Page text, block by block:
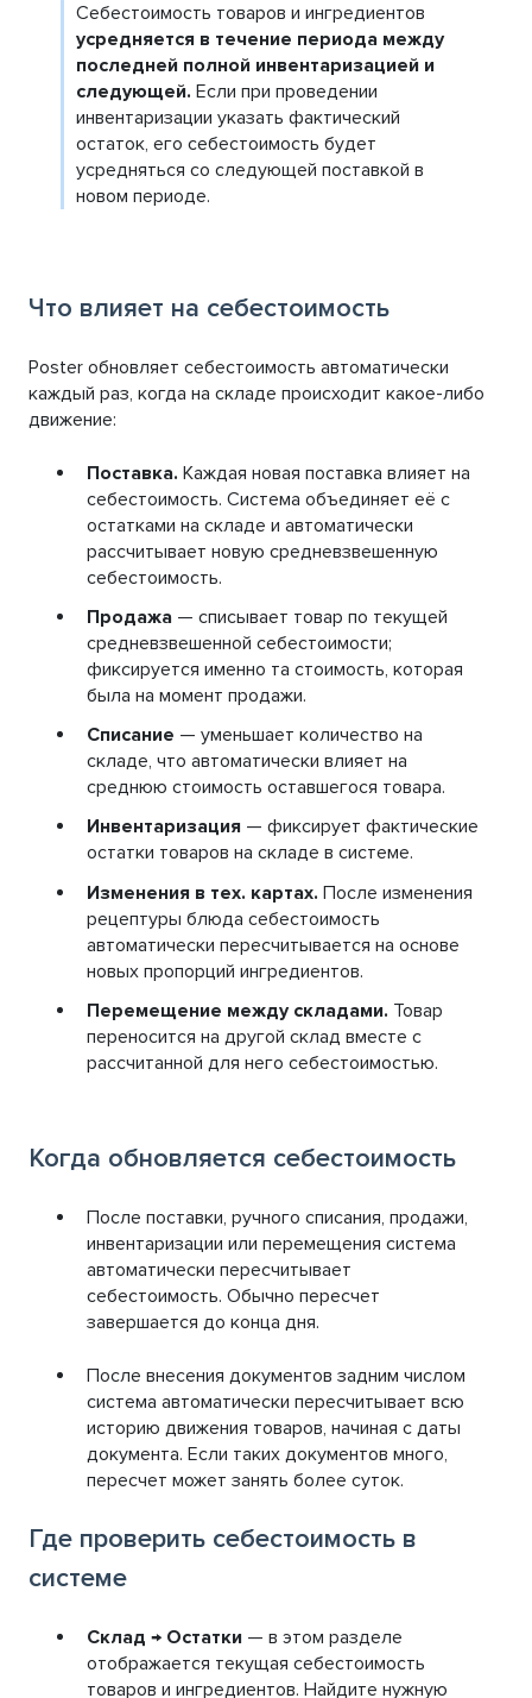
Себестоимость товаров и ингредиентов
усредняется в течение периода между
последней полной инвентаризацией и
следующей. Если при проведении
инвентаризации указать фактический
остаток, его себестоимость будет
усредняться со следующей поставкой в
новом периоде.
Что влияет на себестоимость
Poster обновляет себестоимость автоматически
каждый раз, когда на складе происходит какое-либо
движение:
Поставка. Каждая новая поставка влияет на
себестоимость. Система объединяет её с
остатками на складе и автоматически
рассчитывает новую средневзвешенную
себестоимость.
Продажа — списывает товар по текущей
средневзвешенной себестоимости;
фиксируется именно та стоимость, которая
была на момент продажи.
Списание — уменьшает количество на
складе, что автоматически влияет на
среднюю стоимость оставшегося товара.
Инвентаризация — фиксирует фактические
остатки товаров на складе в системе.
Изменения в тех. картах. После изменения
рецептуры блюда себестоимость
автоматически пересчитывается на основе
новых пропорций ингредиентов.
Перемещение между складами. Товар
переносится на другой склад вместе с
рассчитанной для него себестоимостью.
Когда обновляется себестоимость
После поставки, ручного списания, продажи,
инвентаризации или перемещения система
автоматически пересчитывает
себестоимость. Обычно пересчет
завершается до конца дня.
После внесения документов задним числом
система автоматически пересчитывает всю
историю движения товаров, начиная с даты
документа. Если таких документов много,
пересчет может занять более суток.
Где проверить себестоимость в
системе
Склад → Остатки — в этом разделе
отображается текущая себестоимость
товаров и ингредиентов. Найдите нужную